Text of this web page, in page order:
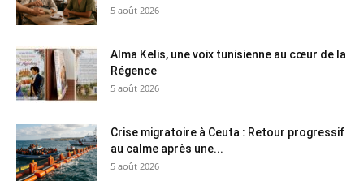
5 août 2026
Alma Kelis, une voix tunisienne au cœur de la
Régence
5 août 2026
Crise migratoire à Ceuta : Retour progressif
au calme après une...
5 août 2026